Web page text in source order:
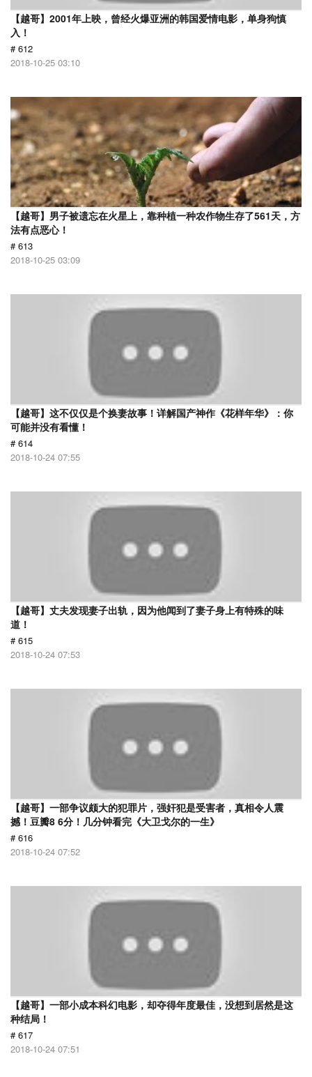
【越哥】2001年上映，曾经火爆亚洲的韩国爱情电影，单身狗慎
入！
# 612
2018-10-25 03:10
【越哥】男子被遗忘在火星上，靠种植一种农作物生存了561天，方
法有点恶心！
# 613
2018-10-25 03:09
【越哥】这不仅仅是个换妻故事！详解国产神作《花样年华》：你
可能并没有看懂！
# 614
2018-10-24 07:55
【越哥】丈夫发现妻子出轨，因为他闻到了妻子身上有特殊的味
道！
# 615
2018-10-24 07:53
【越哥】一部争议颇大的犯罪片，强奸犯是受害者，真相令人震
撼！豆瓣8 6分！几分钟看完《大卫戈尔的一生》
# 616
2018-10-24 07:52
【越哥】一部小成本科幻电影，却夺得年度最佳，没想到居然是这
种结局！
# 617
2018-10-24 07:51